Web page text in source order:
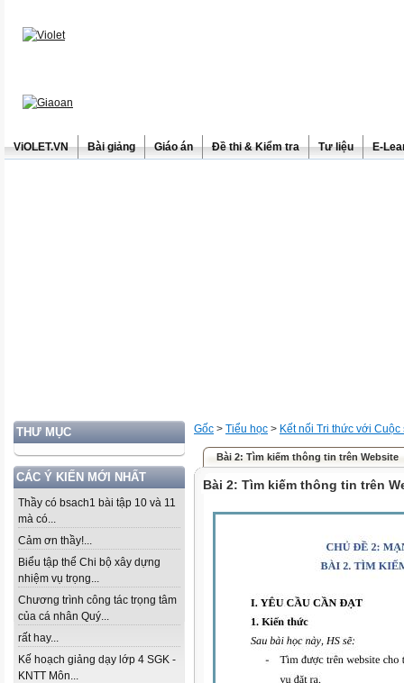
ViOLET.VN Bài giảng Giáo án Đề thi & Kiểm tra Tư liệu E-
THƯ MỤC
CÁC Ý KIẾN MỚI NHẤT
Thầy có bsach1 bài tập 10 và 11
mà có...
Cảm ơn thầy!...
Biểu tập thể Chi bộ xây dựng
nhiệm vụ trọng...
Chương trình công tác trọng tâm
của cá nhân Quý...
rất hay...
Kế hoạch giảng dạy lớp 4 SGK -
KNTT Môn...
Gốc > Tiểu học > Kết nối Tri thức với Cuộc
Bài 2: Tìm kiếm thông tin trên Website
Bài 2: Tìm kiếm thông tin trên